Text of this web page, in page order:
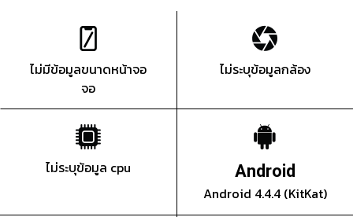
ไม่มีข้อมูลขนาดหน้าจอ
จอ
ไม่ระบุข้อมูลกล้อง
ไม่ระบุข้อมูล cpu Android
Android 4.4.4 (KitKat)